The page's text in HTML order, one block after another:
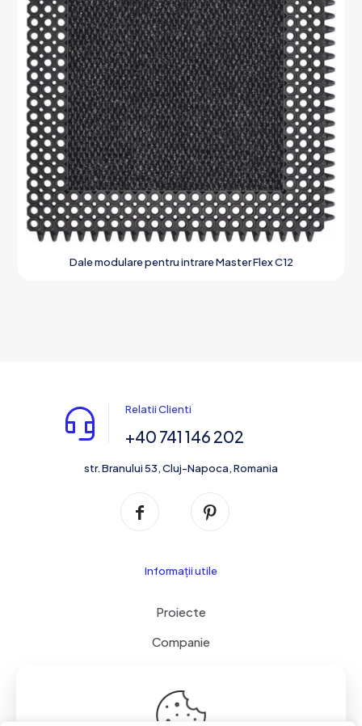
Dale modulare pentru intrare Master Flex C12
Relatii Clienti
+40 741 146 202
str. Branului 53, Cluj-Napoca, Romania
Informații utile
Proiecte
Companie
Contact